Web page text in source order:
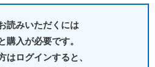
読みいただくには
購入が必要です。
はログインすると、